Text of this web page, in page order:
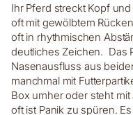
Ihr Pferd streckt Kopf
oft mit gewölbtem
oft in rhythmischen
deutliches Zeichen. Das
Nasenausfluss aus
manchmal mit
Box umher oder steht
oft ist Panik zu spüren.